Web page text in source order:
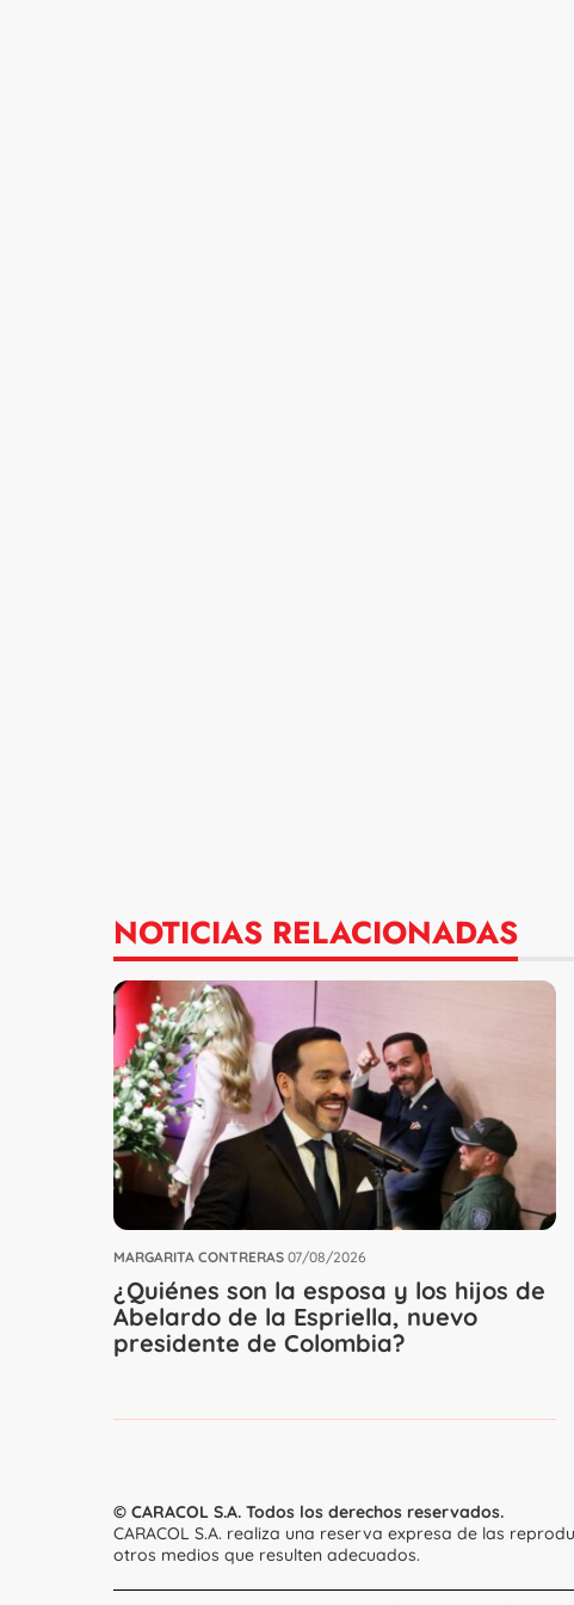
NOTICIAS RELACIONADAS
MARGARITA CONTRERAS 07/08/2026
¿Quiénes son la esposa y los hijos de
Abelardo de la Espriella, nuevo
presidente de Colombia?
© CARACOL S.A. Todos los derechos reservados.
CARACOL S.A. realiza una reserva expresa de las
otros medios que resulten adecuados.